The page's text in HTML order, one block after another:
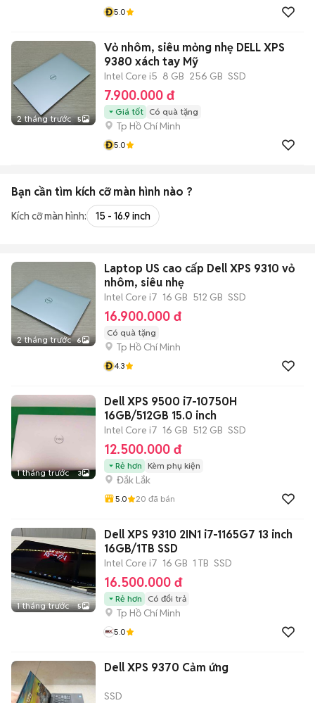
Đ5.0
2 tháng trước 5
Vỏ nhôm, siêu mỏng nhẹ DELL XPS
9380 xách tay Mỹ
Intel Core i5 8 GB 256 GB SSD
7.900.000 đ
Giá tốt Có quà tặng
Tp Hồ Chí Minh
Đ5.0
Bạn cần tìm kích cỡ màn hình nào ?
Kích cỡ màn hình: 15 - 16.9 inch
2 tháng trước 6
Laptop US cao cấp Dell XPS 9310 vỏ
nhôm, siêu nhẹ
Intel Core i7 16 GB 512 GB SSD
16.900.000 đ
Có quà tặng
Tp Hồ Chí Minh
Đ4.3
1 tháng trước 3
Dell XPS 9500 i7-10750H
16GB/512GB 15.0 inch
Intel Core i7 16 GB 512 GB SSD
12.500.000 đ
Rẻ hơn Kèm phụ kiện
Đắk Lắk
5.0 20 đã bán
1 tháng trước 5
Dell XPS 9310 2IN1 i7-1165G7 13 inch
16GB/1TB SSD
Intel Core i7 16 GB 1 TB SSD
16.500.000 đ
Rẻ hơn Có đổi trả
Tp Hồ Chí Minh
5.0
Dell XPS 9370 Cảm ứng
SSD